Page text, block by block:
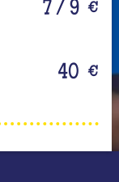
7 / 9 €
40 €